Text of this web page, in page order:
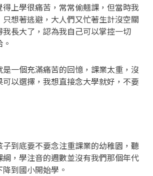
上學很痛苦，常常偷翹課，但當時我
想著逃避，大人們又忙著生計沒空關
長大了，認為我自己可以掌控一切
一個充滿痛苦的回憶，課業太重，沒
以選擇，我想直接念大學就好，不要
到底要不要念注重課業的幼稚園，聽
，學注音的週數並沒有我們那個年代
到國小開始學。